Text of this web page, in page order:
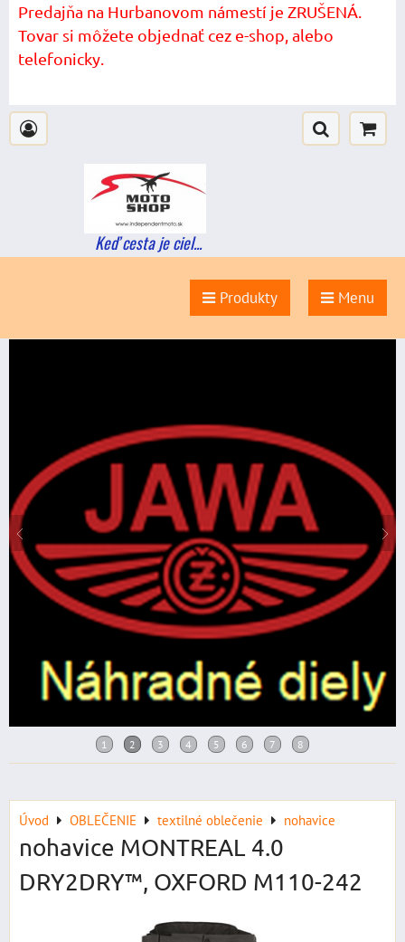
Predajňa na Hurbanovom námestí je ZRUŠENÁ.
Tovar si môžete objednať cez e-shop, alebo
telefonicky.
Keď cesta je ciel...
Produkty Menu
Úvod OBLEČENIE textilné oblečenie nohavice
nohavice MONTREAL 4.0
DRY2DRY™, OXFORD M110-242